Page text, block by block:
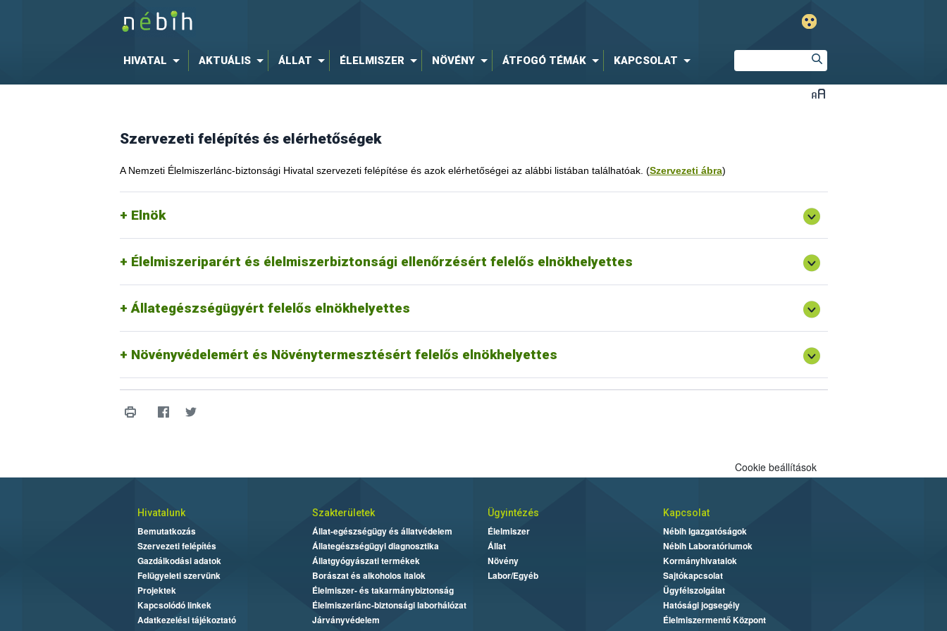
HIVATAL AKTUÁLIS ÁLLAT ÉLELMISZER NÖVÉNY ÁTFOGÓ TÉMÁK KAPCSOLAT
Szervezeti felépítés és elérhetőségek
A Nemzeti Élelmiszerlánc-biztonsági Hivatal szervezeti felépítése és azok elérhetőségei az alábbi listában találhatóak. (Szervezeti ábra)
Elnök
Élelmiszeriparért és élelmiszerbiztonsági ellenőrzésért felelős elnökhelyettes
Állategészségügyért felelős elnökhelyettes
Növényvédelemért és Növénytermesztésért felelős elnökhelyettes
Cookie beállítások
Hivatalunk
Bemutatkozás
Szervezeti felépítés
Gazdálkodási adatok
Felügyeleti szervünk
Projektek
Kapcsolódó linkek
Adatkezelési tájékoztató
Szakterületek
Állat-egészségügy és állatvédelem
Állategészségügyi diagnosztika
Állatgyógyászati termékek
Borászat és alkoholos italok
Élelmiszer- és takarmánybiztonság
Élelmiszerlánc-biztonsági laborhálózat
Járványvédelem
Ügyintézés
Élelmiszer
Állat
Növény
Labor/Egyéb
Kapcsolat
Nébih Igazgatóságok
Nébih Laboratóriumok
Kormányhivatalok
Sajtókapcsolat
Ügyfélszolgálat
Hatósági jogsegély
Élelmiszermentő Központ